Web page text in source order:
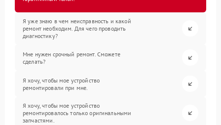
Я уже знаю в чем неисправность и какой
ремонт необходим. Для чего проводить
диагностику?
Мне нужен срочный ремонт. Сможете
сделать?
Я хочу, чтобы мое устройство
ремонтировали при мне.
Я хочу, чтобы мое устройство
ремонтировалось только оригинальными
запчастями.